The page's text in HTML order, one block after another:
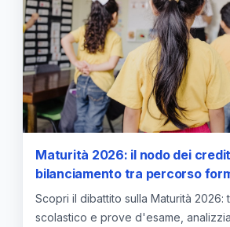
Maturità 2026: il nodo dei
bilanciamento tra percorso
d'esame
Scopri il dibattito sulla Maturità 2026:
scolastico e prove d'esame,